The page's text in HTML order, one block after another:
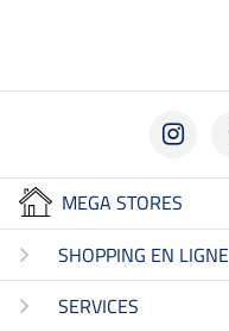
MEGA STORES
SHOPPING EN LIGNE
SERVICES